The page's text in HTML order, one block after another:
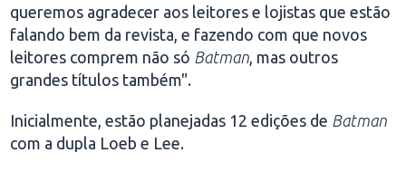
queremos agradecer aos leitores e lojistas que estão
falando bem da revista, e fazendo com que novos
leitores comprem não só Batman, mas outros
grandes títulos também".
Inicialmente, estão planejadas 12 edições de Batman
com a dupla Loeb e Lee.